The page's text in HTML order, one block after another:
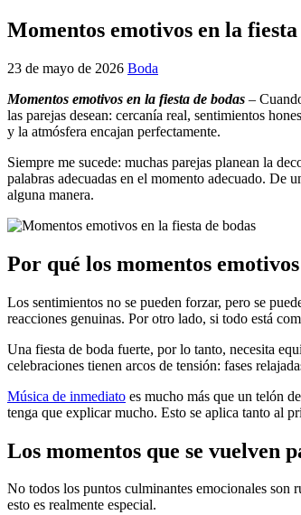
Momentos emotivos en la fiesta
23 de mayo de 2026 Boda
Momentos emotivos en la fiesta de bodas –
las parejas desean: cercanía real, sentimientos
y la atmósfera encajan perfectamente.
Siempre me sucede: muchas parejas planean la
palabras adecuadas en el momento adecuado. De
alguna manera.
Por qué los momentos
Los sentimientos no se pueden forzar, pero se
reacciones genuinas. Por otro lado, si todo está
Una fiesta de boda fuerte, por lo tanto, necesita
celebraciones tienen arcos de tensión: fases
Música de inmediato es mucho más que un telón
tenga que explicar mucho. Esto se aplica tanto al
Los momentos que se vuelven
No todos los puntos culminantes emocionales son
esto es realmente especial.